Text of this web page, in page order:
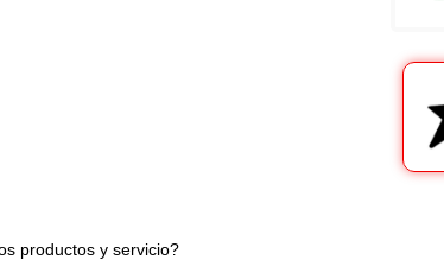
productos y servicio?